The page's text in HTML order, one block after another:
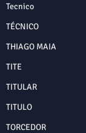
Tecnico
TÉCNICO
THIAGO MAIA
TITE
TITULAR
TITULO
TORCEDOR